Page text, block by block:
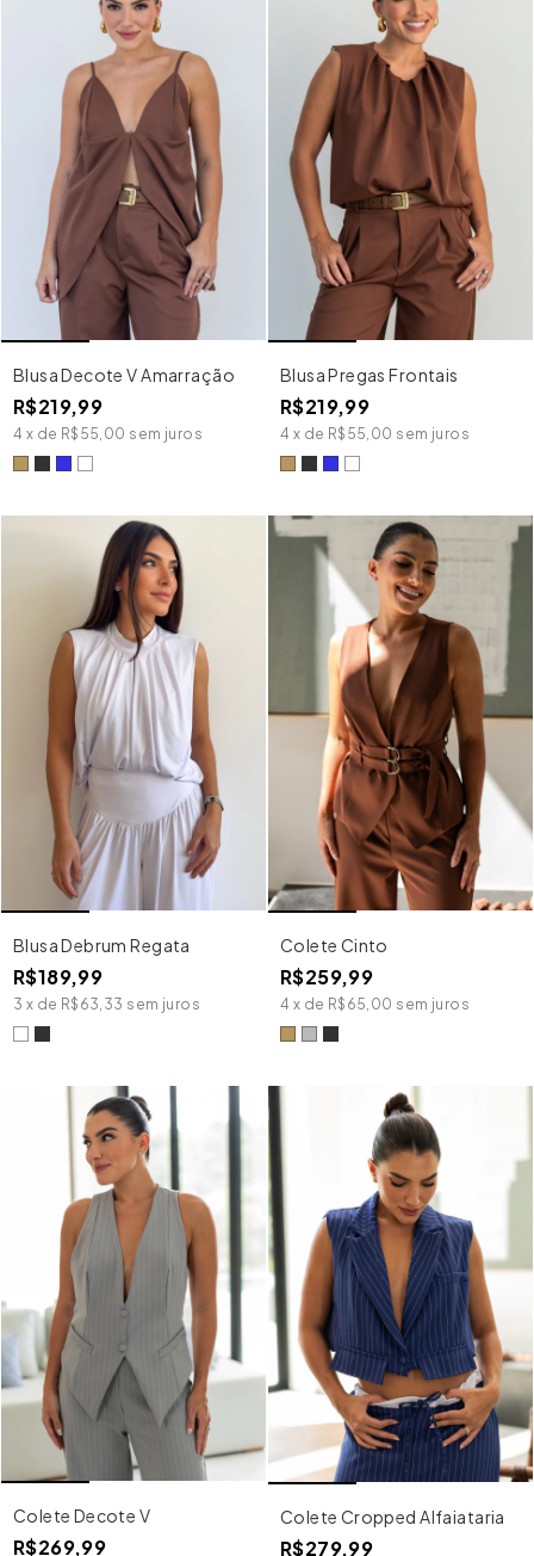
Blusa Decote V Amarração
R$219,99
4 x de R$55,00 sem juros
Blusa Pregas Frontais
R$219,99
4 x de R$55,00 sem juros
Blusa Debrum Regata
R$189,99
3 x de R$63,33 sem juros
Colete Cinto
R$259,99
4 x de R$65,00 sem juros
Colete Decote V
R$269,99
Colete Cropped Alfaiataria
R$279,99